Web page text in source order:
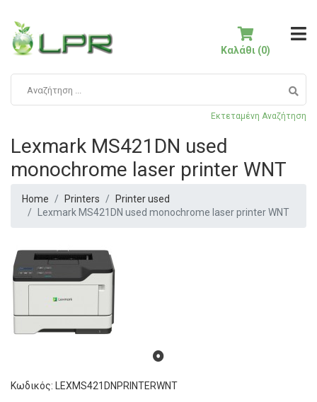
Εκτεταμένη Αναζήτηση
Καλάθι (0)
Lexmark MS421DN used
monochrome laser printer WNT
Home Printers
Printer used
Lexmark MS421DN used monochrome laser printer WNT
Κωδικός: LEXMS421DNPRINTERWNT